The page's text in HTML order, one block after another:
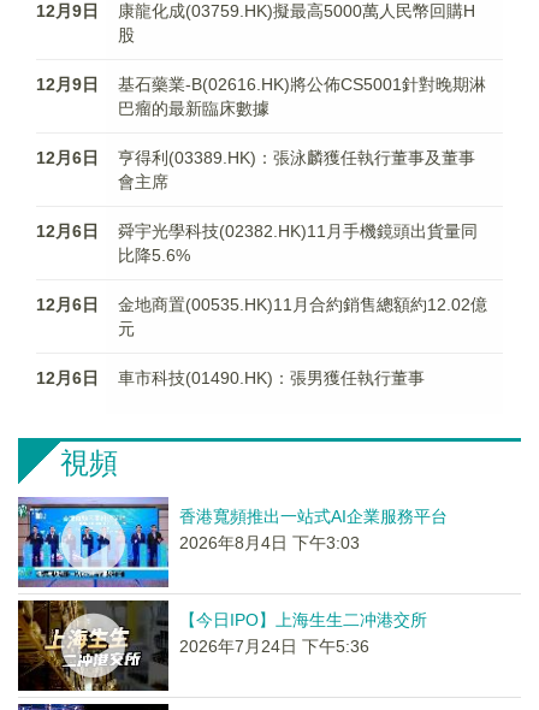
12月9日
康龍化成(03759.HK)擬最高5000萬人民幣回購H
股
12月9日
基石藥業-B(02616.HK)將公佈CS5001針對晚期淋
巴瘤的最新臨床數據
12月6日
亨得利(03389.HK)：張泳麟獲任執行董事及董事
會主席
12月6日
舜宇光學科技(02382.HK)11月手機鏡頭出貨量同
比降5.6%
12月6日
金地商置(00535.HK)11月合約銷售總額約12.02億
元
12月6日 車市科技(01490.HK)：張男獲任執行董事
視頻
香港寬頻推出一站式AI企業服務平台
2026年8月4日 下午3:03
【今日IPO】上海生生二冲港交所
2026年7月24日 下午5:36